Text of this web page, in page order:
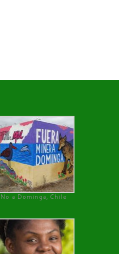
No a Dominga, Chile